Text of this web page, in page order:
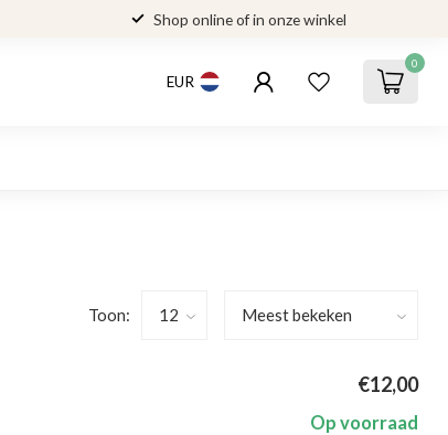
Shop online of in onze winkel
EUR
0
Toon:
€12,00
Op voorraad